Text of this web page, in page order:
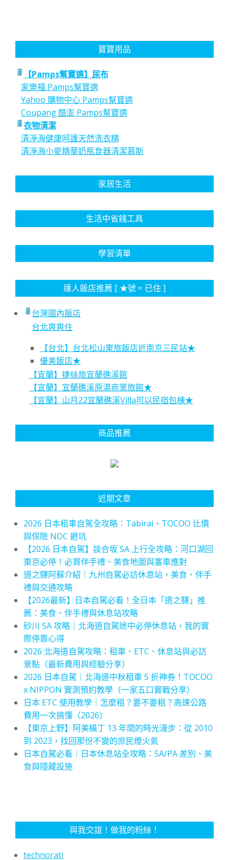
寶寶用品
【Pamps幫寶適】尿布
家樂福 Pamps幫寶適
Yahoo 購物中心 Pamps幫寶適
Coupang 酷澎 Pamps幫寶適
衣物清潔
清淨海健康呵護天然洗衣精
清淨海小麥精華奶瓶食器清潔慕斯
家居生活
生活中省錢工具
學習清單
達人飯店推薦 [ ★號 = 已住 ]
台灣國內飯店
台北爽爽住
【台北】台北松山東旅飯店近南京三民站★
優美飯店★
【宜蘭】捷絲旅宜蘭礁溪館
【宜蘭】宜蘭礁溪原湯商業旅館★
【宜蘭】山月22宜蘭礁溪Villa可以民宿包棟★
商品推薦
近期文章
2026 日本租車自駕全攻略：Tabirai、TOCOO 比價
與保險 NOC 避坑
【2026 日本自駕】談合坂 SA 上行全攻略：河口湖回
東京必停！必買伴手禮、美食地圖與塞車應對
道之驛阿蘇介紹｜九州自駕必訪休息站，美食、伴手
禮與交通攻略
【2026最新】日本自駕必看！全日本「道之驛」推
薦：美食、伴手禮與休息站攻略
砂川 SA 攻略｜北海道自駕途中必停休息站，我的實
際停靠心得
2026 北海道自駕攻略：租車、ETC、休息站與必訪
景點（最新費用與經驗分享）
2026 日本自駕｜北海道中秋租車 5 折神券！TOCOO
x NIPPON 實測預約教學（一家五口實戰分享）
日本 ETC 使用教學｜怎麼租？要不要租？高速公路
費用一次搞懂（2026）
【東京上野】阿美橫丁 13 年間的時光漫步：從 2010
到 2023，找回那份不變的庶民煙火氣
日本自駕必看｜日本休息站全攻略：SA/PA 差別、美
食與隱藏設施
與我交誼！做我的粉絲！
technorati